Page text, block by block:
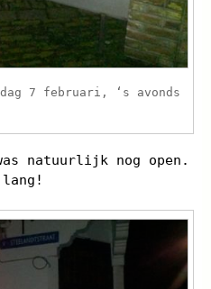
7 februari, ‘s avonds
natuurlijk nog open.